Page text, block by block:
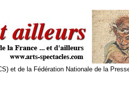
et de la Fédération Nationale de la